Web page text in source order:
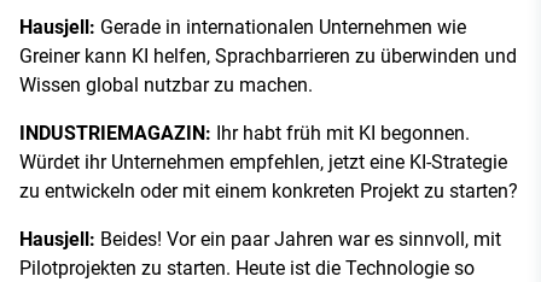
Hausjell: Gerade in internationalen Unternehmen wie
Greiner kann KI helfen, Sprachbarrieren zu überwinden und
Wissen global nutzbar zu machen.
INDUSTRIEMAGAZIN: Ihr habt früh mit KI begonnen.
Würdet ihr Unternehmen empfehlen, jetzt eine KI-Strategie
zu entwickeln oder mit einem konkreten Projekt zu starten?
Hausjell: Beides! Vor ein paar Jahren war es sinnvoll, mit
Pilotprojekten zu starten. Heute ist die Technologie so